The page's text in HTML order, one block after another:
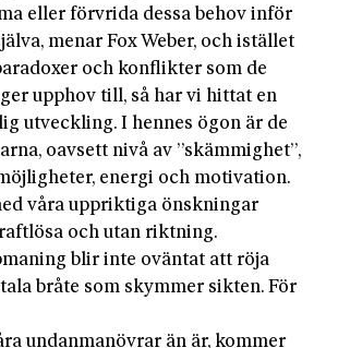
eller förvrida dessa behov inför
menar Fox Weber, och istället
och konflikter som de
upphov till, så har vi hittat en
utveckling. I hennes ögon är de
oavsett nivå av ”skämmighet”,
energi och motivation.
våra uppriktiga önskningar
och utan riktning.
blir inte oväntat att röja
bråte som skymmer sikten. För
undanmanövrar än är, kommer